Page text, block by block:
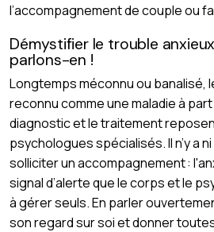
l’accompagnement de couple ou
Démystifier le trouble
parlons-en !
Longtemps méconnu ou banalisé,
reconnu comme une maladie à
diagnostic et le traitement
psychologues spécialisés. Il n’y a
solliciter un accompagnement :
signal d’alerte que le corps et le
à gérer seuls. En parler
son regard sur soi et donner